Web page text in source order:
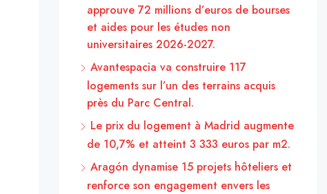
approuve 72 millions d’euros de bourses
et aides pour les études non
universitaires 2026-2027.
Avantespacia va construire 117
logements sur l’un des terrains acquis
près du Parc Central.
Le prix du logement à Madrid augmente
de 10,7% et atteint 3 333 euros par m2.
Aragón dynamise 15 projets hôteliers et
renforce son engagement envers les